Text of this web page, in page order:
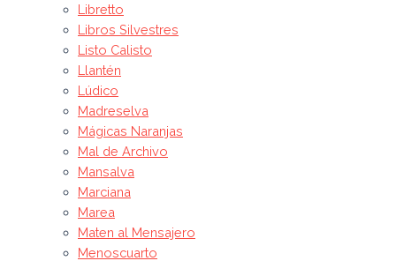
Libretto
Libros Silvestres
Listo Calisto
Llantén
Lúdico
Madreselva
Mágicas Naranjas
Mal de Archivo
Mansalva
Marciana
Marea
Maten al Mensajero
Menoscuarto